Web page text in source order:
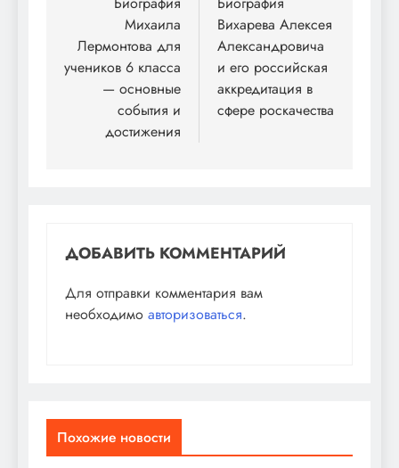
записямМихаила
Лермонтова для
учеников 6 класса
— основные
события и
достижения
Вихарева Алексея
Александровича
и его российская
аккредитация в
сфере роскачества
ДОБАВИТЬ КОММЕНТАРИЙ
Для отправки комментария вам
необходимо авторизоваться.
Похожие новости